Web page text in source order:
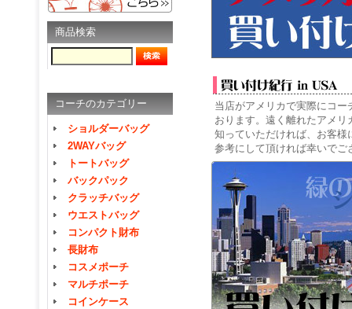
商品検索
コーチのカテゴリー
ショルダーバッグ
2WAYバッグ
トートバッグ
バックパック
クラッチバッグ
ウエストバッグ
コンパクト財布
長財布
コスメポーチ
マルチポーチ
コインケース
当店がアメリカで実際にコ
おります。遠く離れたアメ
知っていただければ、お客
参考にして頂ければ幸いでご